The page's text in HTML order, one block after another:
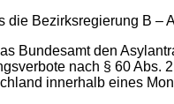
die Bezirksregierung B –
Bundesamt den
nach § 60 Abs.
innerhalb eines